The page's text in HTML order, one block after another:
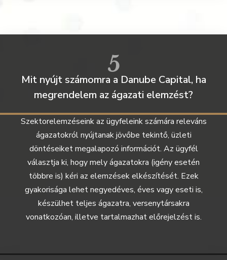
5
Mit nyújt számomra a Danube Capital, ha
megrendelem az ágazati elemzést?
Szektorelemzéseink az ügyfeleink számára releváns
ágazatokról nyújtanak jövőbe tekintő, üzleti
döntéseiket megalapozó információt. Az ügyfél
választja ki, hogy mely ágazatokra (igény esetén
többre is) kéri az elemzések elkészítését. Ezek
gyakorisága lehet negyedéves, éves vagy eseti is,
készülhet teljes ágazatra, versenytársakra
vonatkozóan, illetve tartalmazhat előrejelzést is.